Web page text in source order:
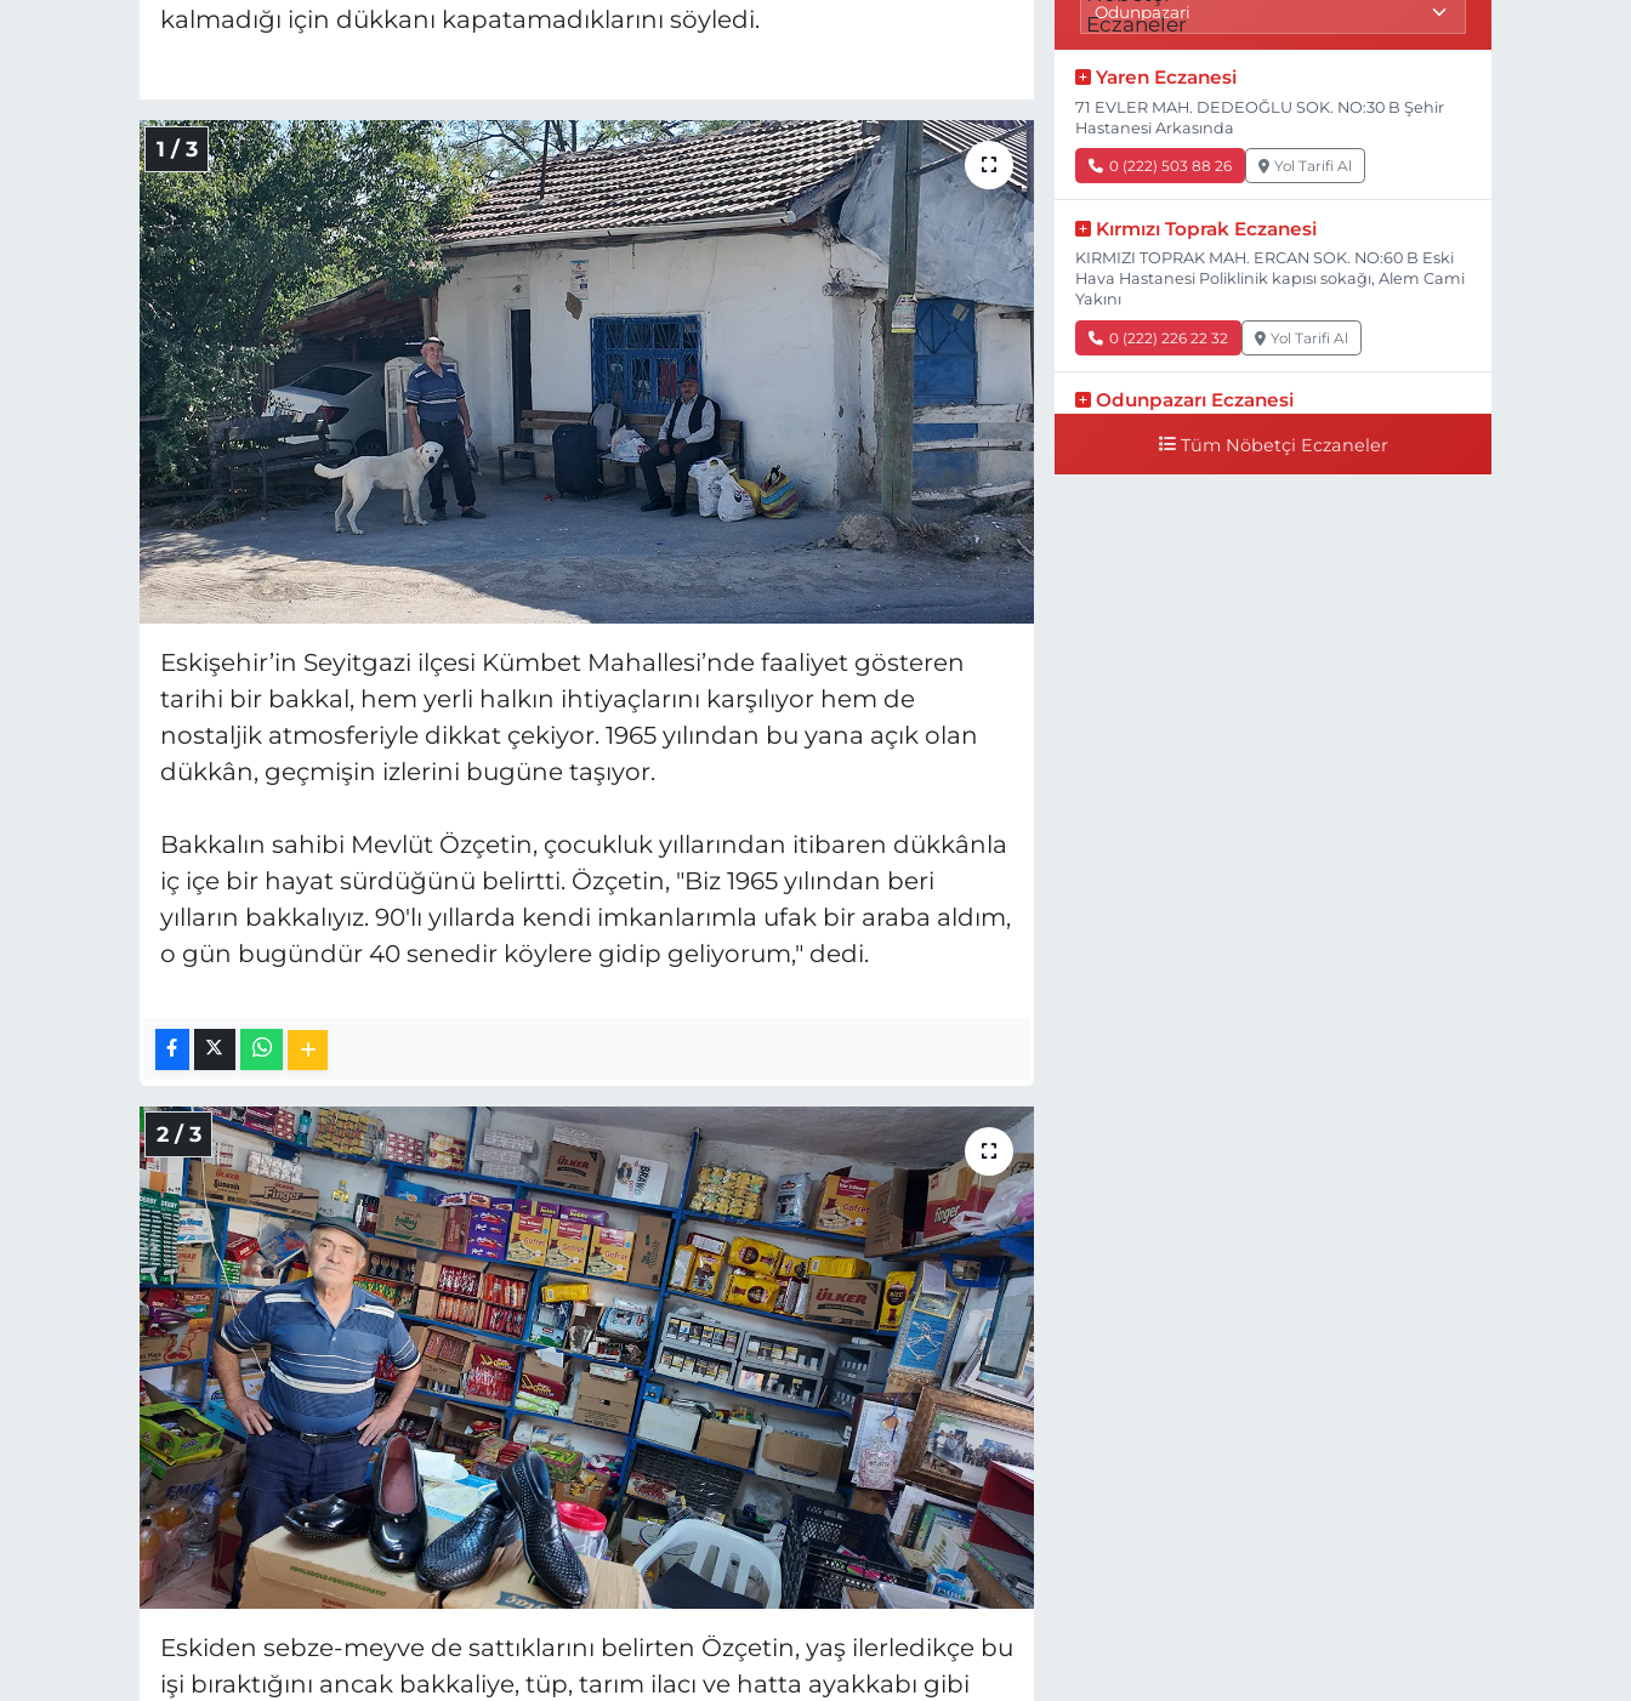
kalmadığı için dükkanı kapatamadıklarını söyledi.
1 / 3
Eskişehir’in Seyitgazi ilçesi Kümbet Mahallesi’nde faaliyet gösteren
tarihi bir bakkal, hem yerli halkın ihtiyaçlarını karşılıyor hem de
nostaljik atmosferiyle dikkat çekiyor. 1965 yılından bu yana açık olan
dükkân, geçmişin izlerini bugüne taşıyor.
Bakkalın sahibi Mevlüt Özçetin, çocukluk yıllarından itibaren dükkânla
iç içe bir hayat sürdüğünü belirtti. Özçetin, "Biz 1965 yılından beri
yılların bakkalıyız. 90'lı yıllarda kendi imkanlarımla ufak bir araba aldım,
o gün bugündür 40 senedir köylere gidip geliyorum," dedi.
2 / 3
Eskiden sebze-meyve de sattıklarını belirten Özçetin, yaş ilerledikçe bu
işi bıraktığını ancak bakkaliye, tüp, tarım ilacı ve hatta ayakkabı gibi
Yaren Eczanesi
71 EVLER MAH. DEDEOĞLU SOK. NO:30 B Şehir
Hastanesi Arkasında
0 (222) 503 88 26 Yol Tarifi Al
Kırmızı Toprak Eczanesi
KIRMIZI TOPRAK MAH. ERCAN SOK. NO:60 B Eski
Hava Hastanesi Poliklinik kapısı sokağı, Alem Cami
Yakını
0 (222) 226 22 32 Yol Tarifi Al
Odunpazarı Eczanesi
NO:21 E TIP FAKÜLTESİ KARŞISI
Tüm Nöbetçi Eczaneler